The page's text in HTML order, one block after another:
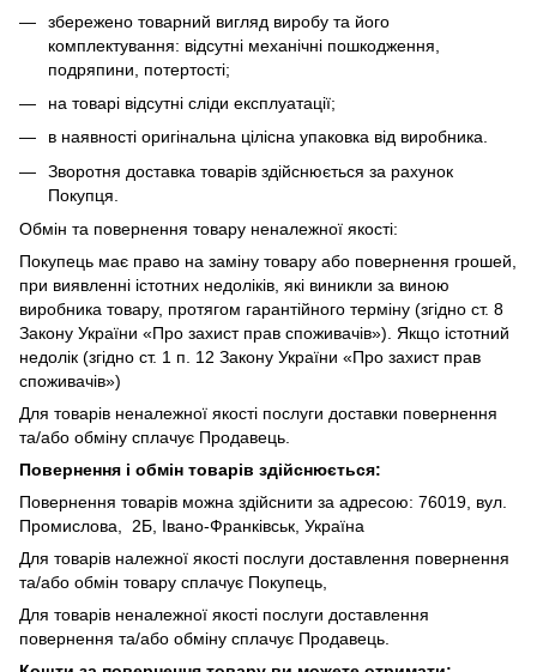
збережено товарний вигляд виробу та його
комплектування: відсутні механічні пошкодження,
подряпини, потертості;
на товарі відсутні сліди експлуатації;
в наявності оригінальна цілісна упаковка від виробника.
Зворотня доставка товарів здійснюється за рахунок
Покупця.
Обмін та повернення товару неналежної якості:
Покупець має право на заміну товару або повернення грошей,
при виявленні істотних недоліків, які виникли за виною
виробника товару, протягом гарантійного терміну (згідно ст. 8
Закону України «Про захист прав споживачів»). Якщо істотний
недолік (згідно ст. 1 п. 12 Закону України «Про захист прав
споживачів»)
Для товарів неналежної якості послуги доставки повернення
та/або обміну сплачує Продавець.
Повернення і обмін товарів здійснюється:
Повернення товарів можна здійснити за адресою: 76019, вул.
Промислова, 2Б, Івано-Франківськ, Україна
Для товарів належної якості послуги доставлення повернення
та/або обмін товару сплачує Покупець,
Для товарів неналежної якості послуги доставлення
повернення та/або обміну сплачує Продавець.